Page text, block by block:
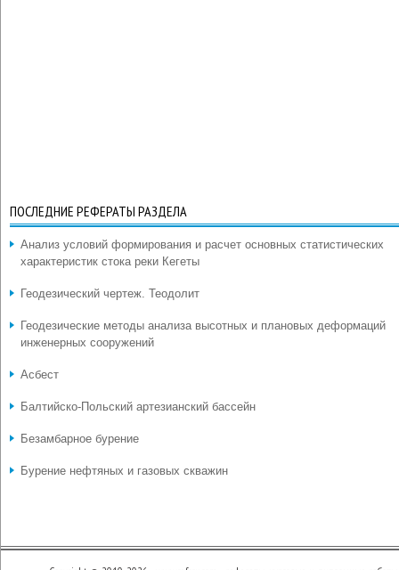
ПОСЛЕДНИЕ РЕФЕРАТЫ РАЗДЕЛА
Анализ условий формирования и расчет основных статистических
характеристик стока реки Кегеты
Геодезический чертеж. Теодолит
Геодезические методы анализа высотных и плановых деформаций
инженерных сооружений
Асбест
Балтийско-Польский артезианский бассейн
Безамбарное бурение
Бурение нефтяных и газовых скважин